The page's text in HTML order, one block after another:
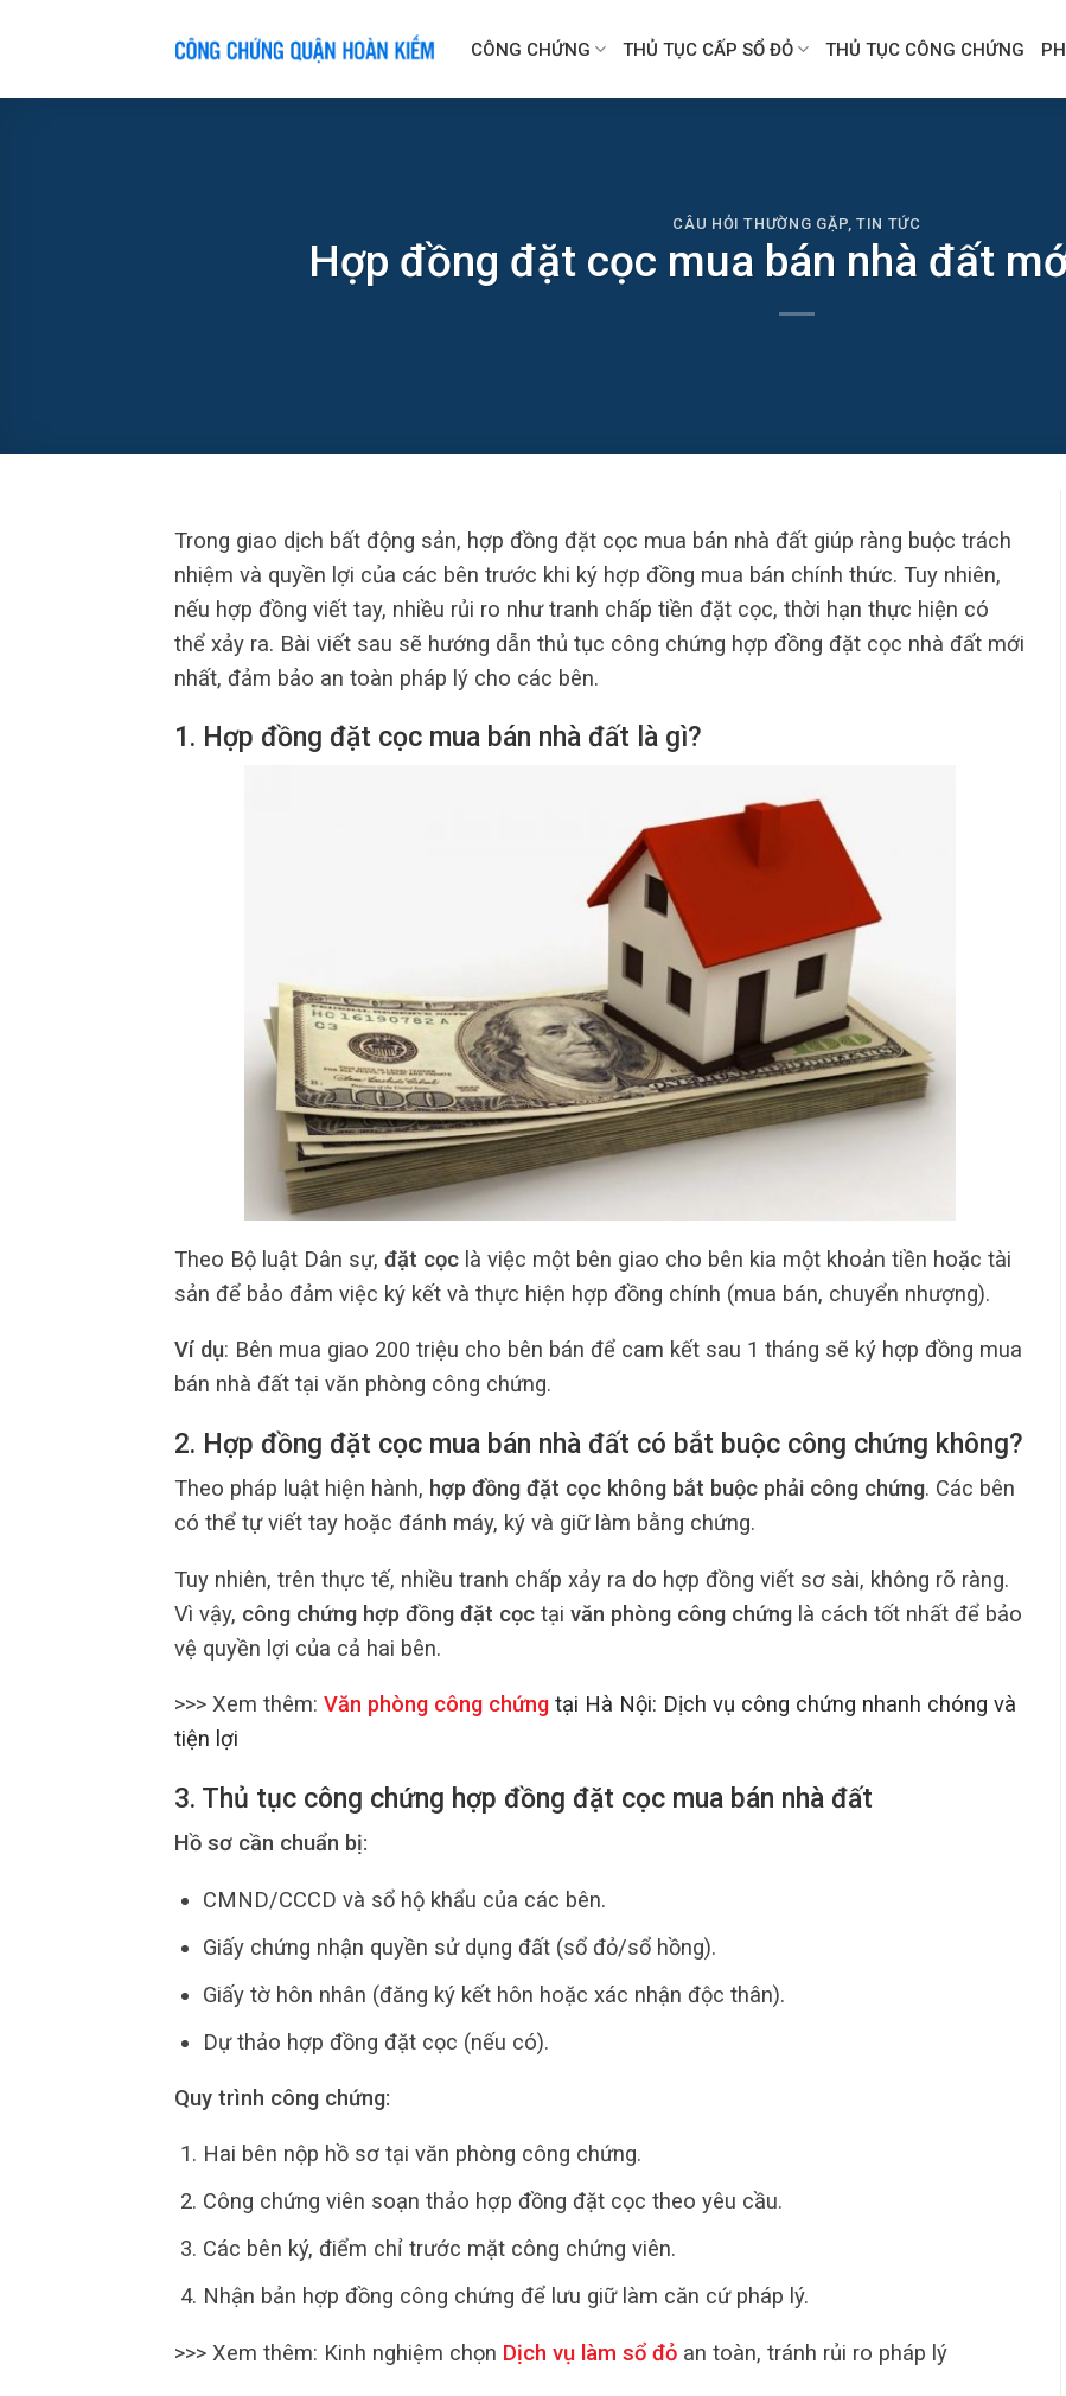
CÔNG CHỨNG THỦ TỤC CẤP SỔ ĐỎ THỦ TỤC CÔNG CHỨNG
CÂU HỎI THƯỜNG GẶP,TIN TỨC
Hợp đồng đặt cọc mua bán nhà đất
Trong giao dịch bất động sản, hợp đồng đặt cọc mua bán nhà đất giúp ràng buộc trách
nhiệm và quyền lợi của các bên trước khi ký hợp đồng mua bán chính thức. Tuy nhiên,
nếu hợp đồng viết tay, nhiều rủi ro như tranh chấp tiền đặt cọc, thời hạn thực hiện có
thể xảy ra. Bài viết sau sẽ hướng dẫn thủ tục công chứng hợp đồng đặt cọc nhà đất mới
nhất, đảm bảo an toàn pháp lý cho các bên.
1. Hợp đồng đặt cọc mua bán nhà đất là gì?
Theo Bộ luật Dân sự, đặt cọc là việc một bên giao cho bên kia một khoản tiền hoặc tài
sản để bảo đảm việc ký kết và thực hiện hợp đồng chính (mua bán, chuyển nhượng).
Ví dụ: Bên mua giao 200 triệu cho bên bán để cam kết sau 1 tháng sẽ ký hợp đồng mua
bán nhà đất tại văn phòng công chứng.
2. Hợp đồng đặt cọc mua bán nhà đất có bắt buộc công chứng không?
Theo pháp luật hiện hành, hợp đồng đặt cọc không bắt buộc phải công chứng. Các bên
có thể tự viết tay hoặc đánh máy, ký và giữ làm bằng chứng.
Tuy nhiên, trên thực tế, nhiều tranh chấp xảy ra do hợp đồng viết sơ sài, không rõ ràng.
Vì vậy, công chứng hợp đồng đặt cọc tại văn phòng công chứng là cách tốt nhất để bảo
vệ quyền lợi của cả hai bên.
>>> Xem thêm: Văn phòng công chứng tại Hà Nội: Dịch vụ công chứng nhanh chóng và
tiện lợi
3. Thủ tục công chứng hợp đồng đặt cọc mua bán nhà đất
Hồ sơ cần chuẩn bị:
CMND/CCCD và sổ hộ khẩu của các bên.
Giấy chứng nhận quyền sử dụng đất (sổ đỏ/sổ hồng).
Giấy tờ hôn nhân (đăng ký kết hôn hoặc xác nhận độc thân).
Dự thảo hợp đồng đặt cọc (nếu có).
Quy trình công chứng:
Hai bên nộp hồ sơ tại văn phòng công chứng.
Công chứng viên soạn thảo hợp đồng đặt cọc theo yêu cầu.
Các bên ký, điểm chỉ trước mặt công chứng viên.
Nhận bản hợp đồng công chứng để lưu giữ làm căn cứ pháp lý.
>>> Xem thêm: Kinh nghiệm chọn Dịch vụ làm sổ đỏ an toàn, tránh rủi ro pháp lý